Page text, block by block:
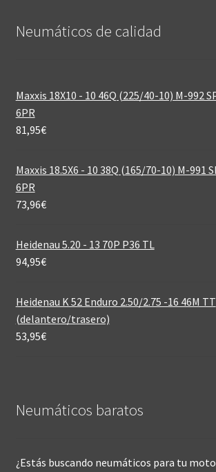
Neumáticos de calidad‎
Maxxis 18X10 - 10 46Q (225/40-10) M-992
6PR
81,95€
Maxxis 18.5X6 - 10 38Q (165/70-10) M-991
6PR
73,96€
Heidenau 5.20 - 13 70P P36 TL
94,95€
Heidenau K 52 Enduro 2.50/2.75 -16 46M TT
(delantero/trasero)
53,95€
Neumáticos baratos
¿Estás buscando neumáticos para tu